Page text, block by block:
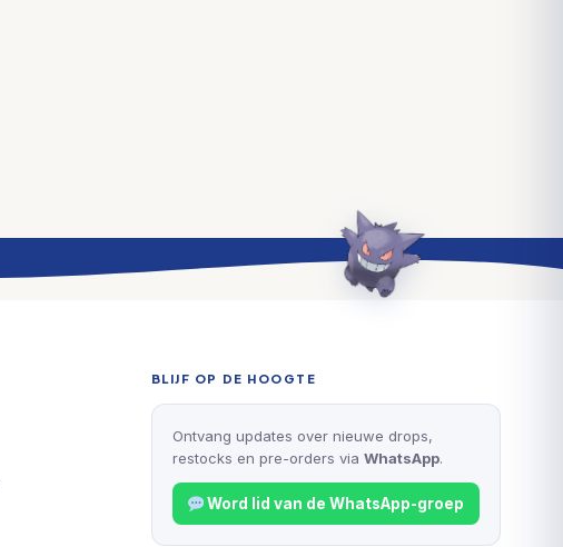
BLIJF OP DE HOOGTE
Ontvang updates over nieuwe drops,
restocks en pre-orders via WhatsApp.
Word lid van de WhatsApp-groep